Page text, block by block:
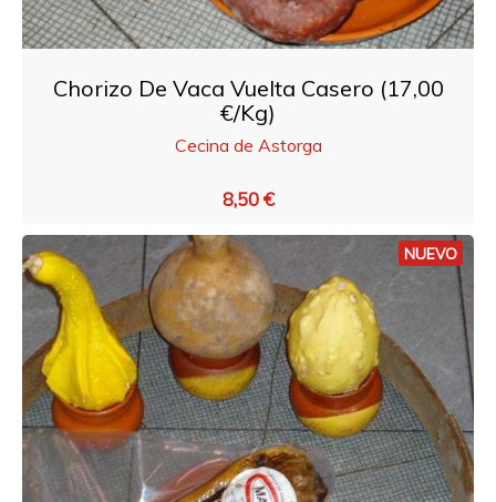
Chorizo De Vaca Vuelta Casero (17,00
€/Kg)
Cecina de Astorga
8,50 €
NUEVO